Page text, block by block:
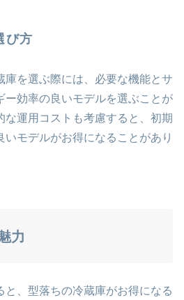
び方
庫を選ぶ際には、必要な機能とサ
ー効率の良いモデルを選ぶことが
な運用コストも考慮すると、初期
モデルがお得になることがあり
力
と、型落ちの冷蔵庫がお得になる